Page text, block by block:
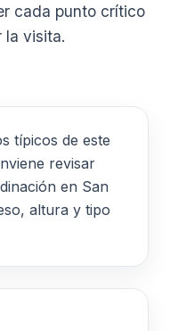
cada punto crítico
la visita.
típicos de este
revisar
en San
altura y tipo